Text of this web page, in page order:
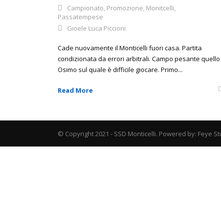
Campionato, Promozione, Monitcelli,
Passatempese
Gioele Luca Piccioni
Cade nuovamente il Monticelli fuori casa. Partita
condizionata da errori arbitrali. Campo pesante quello
Osimo sul quale è difficile giocare. Primo...
Read More
© Copyright 2021 - SSD Monticelli. Powered by: Feye